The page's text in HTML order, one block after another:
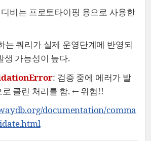
비는 프로토타이핑 용으로 사용한
는 쿼리가 실제 운영단계에 반영되
생 가능성이 높다.
: 검증 중에 에러가 발
클린 처리를 함. ← 위험!!
documentation/comma